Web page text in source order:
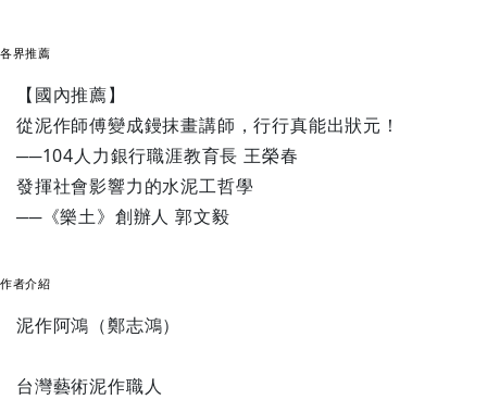
各界推薦
【國內推薦】
從泥作師傅變成鏝抹畫講師，行行真能出狀元！
──104人力銀行職涯教育長 王榮春
發揮社會影響力的水泥工哲學
──《樂土》創辦人 郭文毅
作者介紹
泥作阿鴻（鄭志鴻）
台灣藝術泥作職人